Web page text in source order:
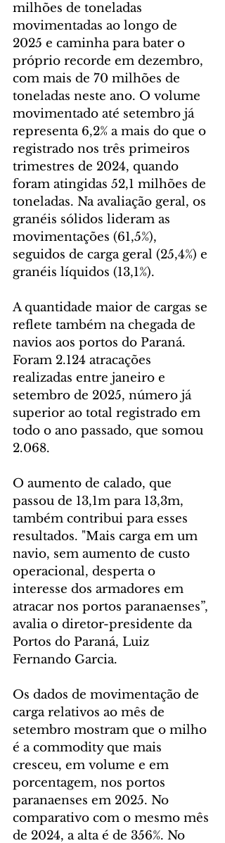
milhões de toneladas
movimentadas ao longo de
2025 e caminha para bater o
próprio recorde em dezembro,
com mais de 70 milhões de
toneladas neste ano. O volume
movimentado até setembro já
representa 6,2% a mais do que o
registrado nos três primeiros
trimestres de 2024, quando
foram atingidas 52,1 milhões de
toneladas. Na avaliação geral, os
granéis sólidos lideram as
movimentações (61,5%),
seguidos de carga geral (25,4%) e
granéis líquidos (13,1%).
A quantidade maior de cargas se
reflete também na chegada de
navios aos portos do Paraná.
Foram 2.124 atracações
realizadas entre janeiro e
setembro de 2025, número já
superior ao total registrado em
todo o ano passado, que somou
2.068.
O aumento de calado, que
passou de 13,1m para 13,3m,
também contribui para esses
resultados. "Mais carga em um
navio, sem aumento de custo
operacional, desperta o
interesse dos armadores em
atracar nos portos paranaenses”,
avalia o diretor-presidente da
Portos do Paraná, Luiz
Fernando Garcia.
Os dados de movimentação de
carga relativos ao mês de
setembro mostram que o milho
é a commodity que mais
cresceu, em volume e em
porcentagem, nos portos
paranaenses em 2025. No
comparativo com o mesmo mês
de 2024, a alta é de 356%. No